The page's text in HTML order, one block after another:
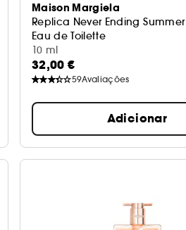
Maison Margiela
Replica Never Ending Summer
Eau de Toilette
10 ml
32,00 €
59Avaliações
Adicionar